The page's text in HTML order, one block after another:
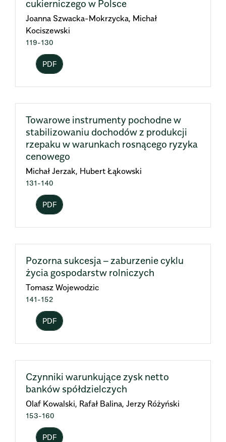
cukierniczego w Polsce
Joanna Szwacka-Mokrzycka, Michał
Kociszewski
119-130
PDF
Towarowe instrumenty pochodne w
stabilizowaniu dochodów z produkcji
rzepaku w warunkach rosnącego ryzyka
cenowego
Michał Jerzak, Hubert Łąkowski
131-140
PDF
Pozorna sukcesja – zaburzenie cyklu
życia gospodarstw rolniczych
Tomasz Wojewodzic
141-152
PDF
Czynniki warunkujące zysk netto
banków spółdzielczych
Olaf Kowalski, Rafał Balina, Jerzy Różyński
153-160
PDF